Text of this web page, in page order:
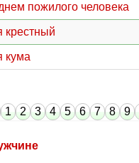
пожилого человека
кума
1 2 3 4 5 6 7 8 9